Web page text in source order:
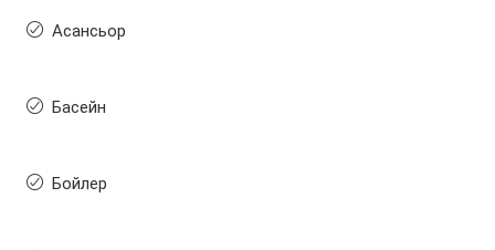
Асансьор
Басейн
Бойлер